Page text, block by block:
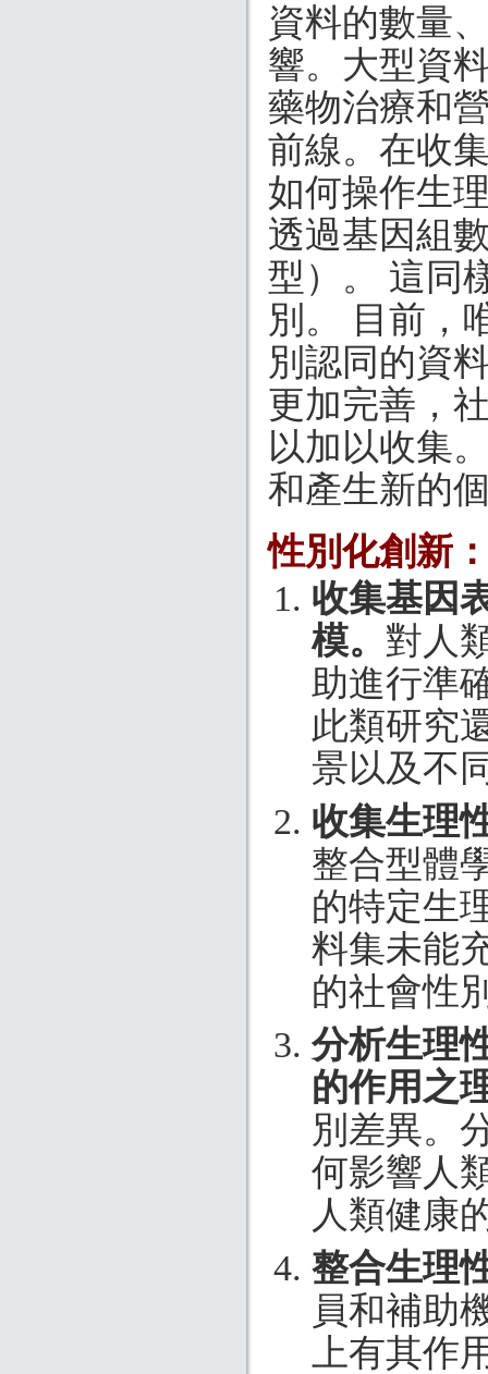
資料的數量
響。大型資
藥物治療和
前線。在收
如何操作生
透過基因組
型）。 這同
別。 目前，
別認同的資
更加完善，
以加以收集
和產生新的
性別化創新
收集基因
模。 對人
助進行準
此類研究
景以及不
收集生理
整合型體
的特定生
料集未能
的社會性
分析生理
的作用之
別差異。
何影響人
人類健康
整合生理
員和補助
上有其作